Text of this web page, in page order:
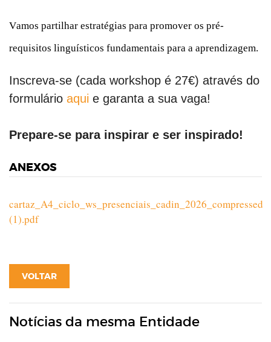
Vamos partilhar estratégias para promover os pré-
requisitos linguísticos fundamentais para a aprendizagem.
Inscreva-se (cada workshop é 27€) através do
formulário aqui e garanta a sua vaga!
Prepare-se para inspirar e ser inspirado!
ANEXOS
cartaz_A4_ciclo_ws_presenciais_cadin_2026_compressed
(1).pdf
VOLTAR
Notícias da mesma Entidade